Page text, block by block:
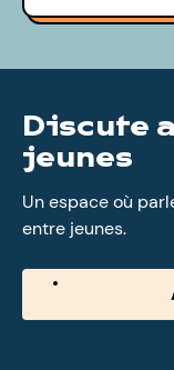
Discute
jeunes
Un espace où
entre jeunes.